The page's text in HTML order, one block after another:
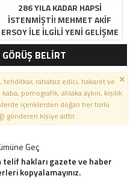
286 YILA KADAR HAPSI
ISTENMIŞTI! MEHMET AKIF
ERSOY ILE ILGILI YENI GELIŞME
BELİRT
tehditkar, rahatsız edici, hakaret ve
pornografik, ahlaka aykırı, kişilik
içeriklerden doğan her türlü
gönderen kişiye aittir.
Geç
hakları gazete ve haber
kopyalamayınız.